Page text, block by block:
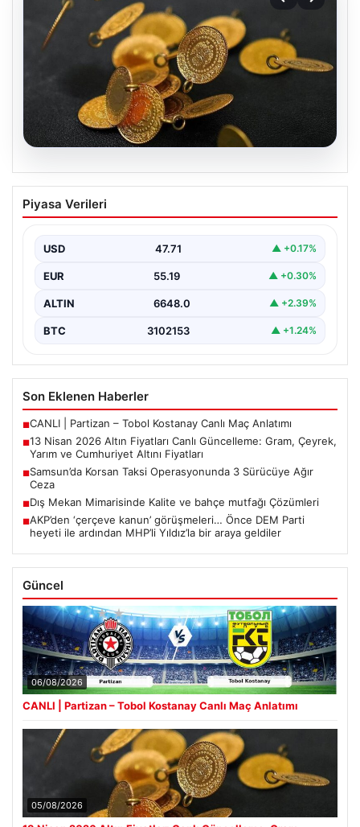
13 Nisan 2026 Altın Fiyatları Canlı
Güncelleme: Gram, Çeyrek, Yarım ve
Altın piyasalarda hafta başında tansiyon yükseldi. ABD
beklenen…
Piyasa Verileri
USD 47.71 ▲ +0.17%
EUR 55.19 ▲ +0.30%
ALTIN 6648.0 ▲ +2.39%
BTC 3102153 ▲ +1.24%
Son Eklenen Haberler
■CANLI | Partizan – Tobol Kostanay Canlı Maç Anlatımı
■13 Nisan 2026 Altın Fiyatları Canlı Güncelleme: Gram, Çeyrek,
Yarım ve Cumhuriyet Altını Fiyatları
■Samsun’da Korsan Taksi Operasyonunda 3 Sürücüye Ağır
Ceza
■Dış Mekan Mimarisinde Kalite ve bahçe mutfağı Çözümleri
■AKP’den ‘çerçeve kanun’ görüşmeleri… Önce DEM Parti
heyeti ile ardından MHP’li Yıldız’la bir araya geldiler
Güncel
06/08/2026
CANLI | Partizan – Tobol Kostanay Canlı Maç Anlatımı
05/08/2026